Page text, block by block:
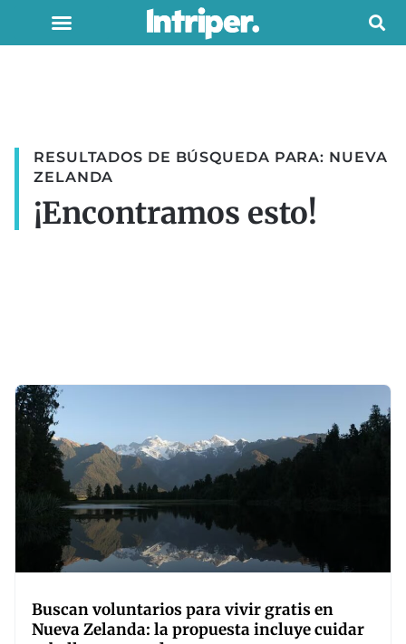
RESULTADOS DE BÚSQUEDA PARA: NUEVA
ZELANDA
¡Encontramos esto!
Buscan voluntarios para vivir gratis en
Nueva Zelanda: la propuesta incluye cuidar